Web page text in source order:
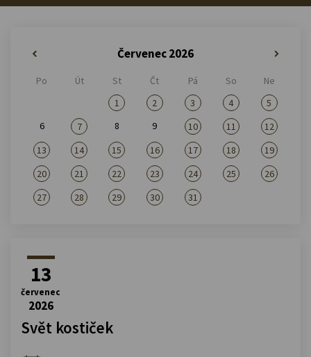
Červenec 2026
Po Út St Čt Pá So
Ne
1
2 3 4
5
6
7 8 9 10 11
12
13
14 15 16 17 18
19
20
21 22 23 24 25
26
27
28 29 30 31
13
červenec
2026
Svět kostiček